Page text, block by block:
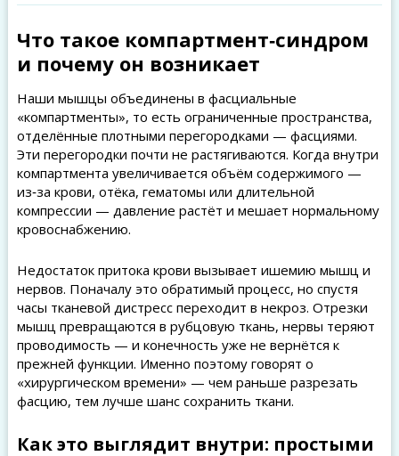
Что такое компартмент‑синдром
и почему он возникает
Наши мышцы объединены в фасциальные
«компартменты», то есть ограниченные пространства,
отделённые плотными перегородками — фасциями.
Эти перегородки почти не растягиваются. Когда внутри
компартмента увеличивается объём содержимого —
из‑за крови, отёка, гематомы или длительной
компрессии — давление растёт и мешает нормальному
кровоснабжению.
Недостаток притока крови вызывает ишемию мышц и
нервов. Поначалу это обратимый процесс, но спустя
часы тканевой дистресс переходит в некроз. Отрезки
мышц превращаются в рубцовую ткань, нервы теряют
проводимость — и конечность уже не вернётся к
прежней функции. Именно поэтому говорят о
«хирургическом времени» — чем раньше разрезать
фасцию, тем лучше шанс сохранить ткани.
Как это выглядит внутри: простыми